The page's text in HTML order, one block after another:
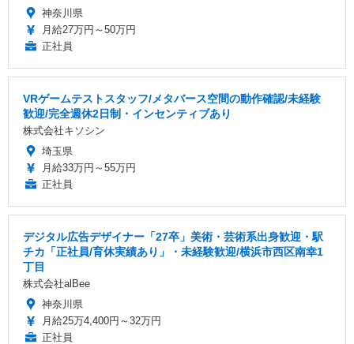
神奈川県
月給27万円～50万円
正社員
VRゲームテストスタッフ/メタバース空間の動作確認/未経験
歓迎/完全週休2日制・インセンティブあり
株式会社キソシン
埼玉県
月給33万円～55万円
正社員
デジタル広告デザイナー「27卒」美術・芸術系出身歓迎・駅
チカ「正社員/育休実績あり」・未経験歓迎/横浜市西区南幸1
丁目
株式会社alBee
神奈川県
月給25万4,400円～32万円
正社員